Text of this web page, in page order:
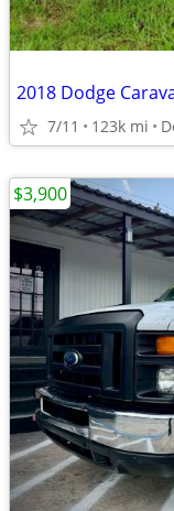
2018 Dodge
7/11 123k mi
$3,900